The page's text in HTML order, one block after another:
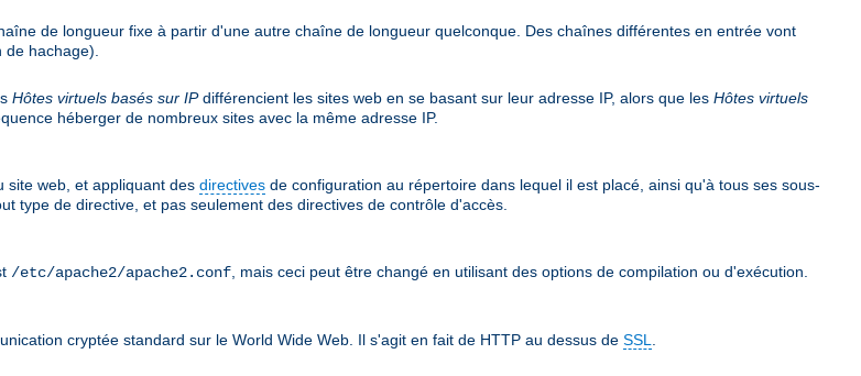
de longueur fixe à partir d'une autre chaîne de longueur quelconque. Des chaînes différentes en entrée vont
hachage).
Hôtes virtuels basés sur IPdifférencient les sites web en se basant sur leur adresse IP, alors que les Hôtes virtuels
héberger de nombreux sites avec la même adresse IP.
site web, et appliquant des directives de configuration au répertoire dans lequel il est placé, ainsi qu'à tous ses sous-
type de directive, et pas seulement des directives de contrôle d'accès.
/etc/apache2/apache2.conf , mais ceci peut être changé en utilisant des options de compilation ou d'exécution.
cryptée standard sur le World Wide Web. Il s'agit en fait de HTTP au dessus de SSL